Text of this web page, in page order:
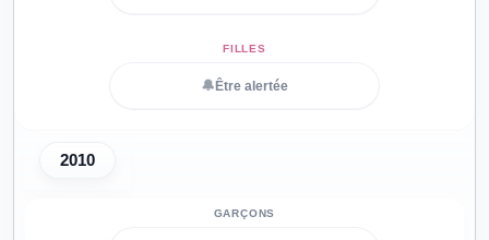
🔔 Être alertée
2010